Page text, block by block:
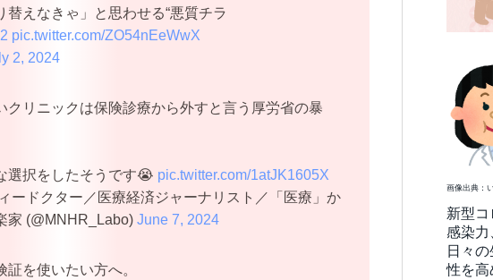
替えなきゃ」と思わせる“悪質チラ
pic.twitter.com/ZO54nEeWwX
2, 2024
クリニックは保険診療から外すと言う厚労省の暴
選択をしたそうです😭 pic.twitter.com/1atJK1605X
ードクター／医療経済ジャーナリスト／「医療」か
家 (@MNHR_Labo) June 7, 2024
を使いたい方へ。
画像出典：
新型
感染力
日々
性を高